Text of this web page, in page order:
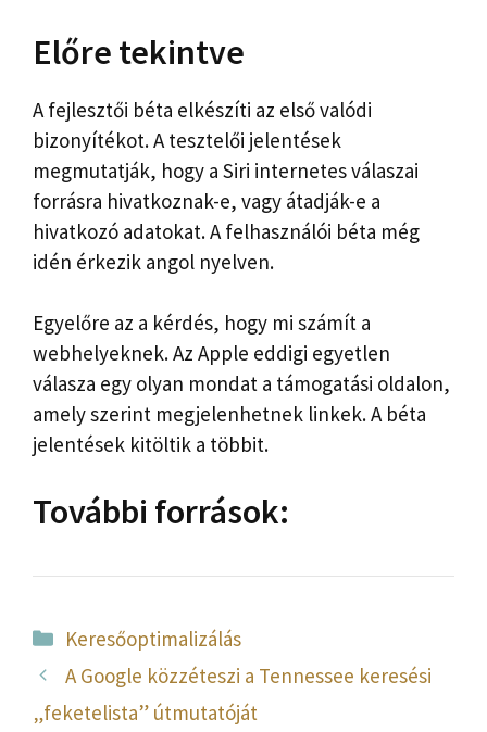
Előre tekintve
A fejlesztői béta elkészíti az első valódi
bizonyítékot. A tesztelői jelentések
megmutatják, hogy a Siri internetes válaszai
forrásra hivatkoznak-e, vagy átadják-e a
hivatkozó adatokat. A felhasználói béta még
idén érkezik angol nyelven.
Egyelőre az a kérdés, hogy mi számít a
webhelyeknek. Az Apple eddigi egyetlen
válasza egy olyan mondat a támogatási oldalon,
amely szerint megjelenhetnek linkek. A béta
jelentések kitöltik a többit.
További források:
Kategória
Keresőoptimalizálás
A Google közzéteszi a Tennessee keresési
„feketelista” útmutatóját